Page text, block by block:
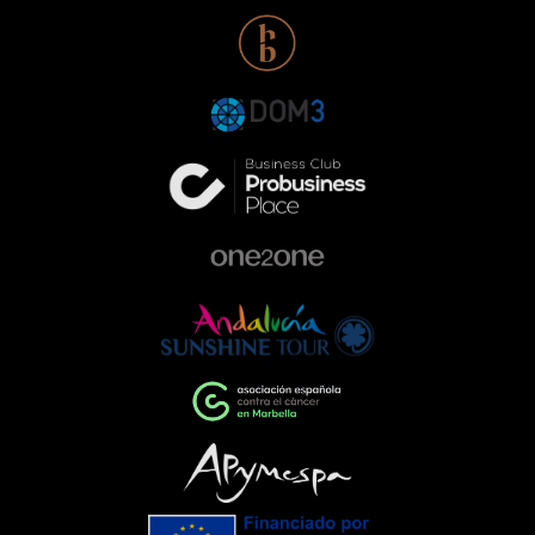
identificados: solidaridad,
responsabilidad y compromiso.Nuestra
participación con Range Rover en esta
gala responde a una forma de entender
excelencia en el sector de la
automoción. Queremos ser parte activa
de la comunidad, colaborando con
sociedad más comprometida y más
humana.Empresas que impulsan el
cambioEventos como la Gala de la AECC
ponen de manifiesto el importante
papel que pueden desempeñar las
empresas cuando unen esfuerzos en
torno a una causa común. La